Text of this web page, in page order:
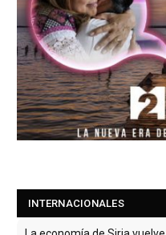
INTERNACIONALES